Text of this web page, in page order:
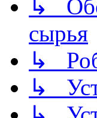
↳
сырья
↳
↳